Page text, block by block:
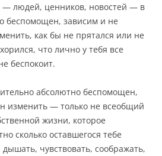
людей, ценников, новостей — в
беспомощен, зависим и не
как бы не прятался или не
что лично у тебя все
беспокоит.
абсолютно беспомощен,
изменить — только не всеобщий
жизни, которое
сколько оставшегося тебе
чувствовать, соображать,